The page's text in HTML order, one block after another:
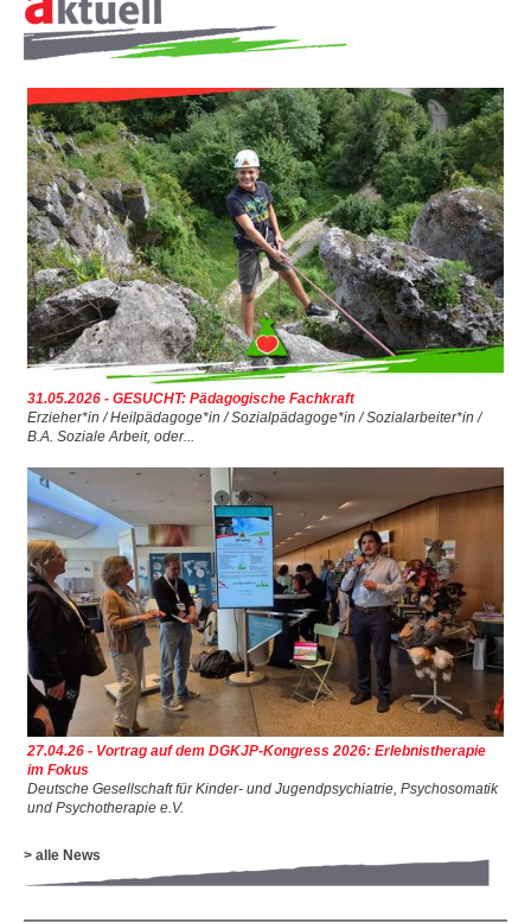
Meilensteine seit 1994
AKTUELLES
JOBS + KARRIERE
REFERENZEN
PRESSE
LINKS ▼
KONTAKT
SITEMAP
UNS
31.05.2026 - GESUCHT: Pädagogische Fachkraft
Erzieher*in / Heilpädagoge*in / Sozialpädagoge*in / Sozialarbeiter*in /
B.A. Soziale Arbeit, oder...
27.04.26 - Vortrag auf dem DGKJP-Kongress 2026: Erlebnistherapie
im Fokus
Deutsche Gesellschaft für Kinder- und Jugendpsychiatrie, Psychosomatik
und Psychotherapie e.V.
> alle News